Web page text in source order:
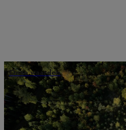
Onze waarden